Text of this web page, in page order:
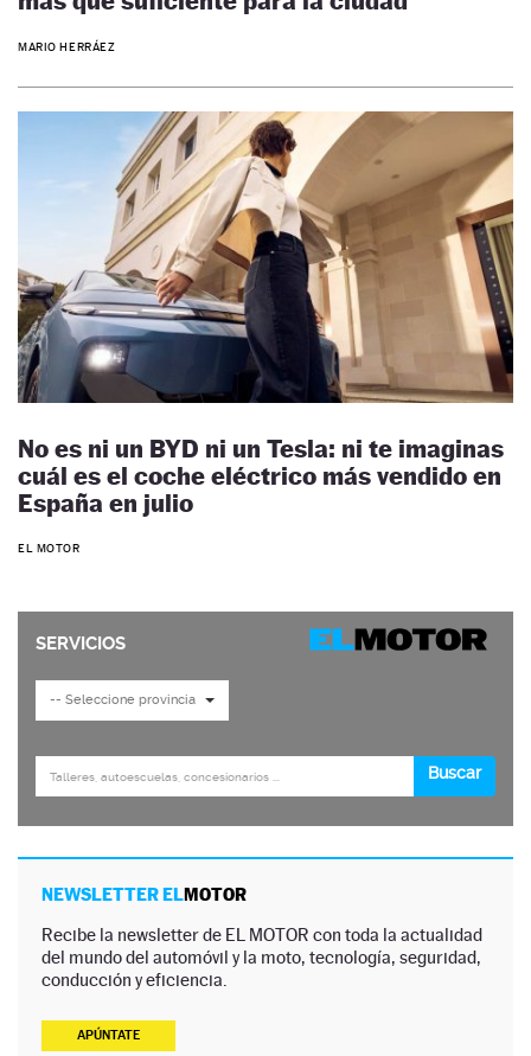
MARIO HERRÁEZ
No es ni un BYD ni un Tesla: ni te imaginas
cuál es el coche eléctrico más vendido en
España en julio
EL MOTOR
NEWSLETTER ELMOTOR
Recibe la newsletter de EL MOTOR con toda la actualidad
del mundo del automóvil y la moto, tecnología, seguridad,
conducción y eficiencia.
APÚNTATE